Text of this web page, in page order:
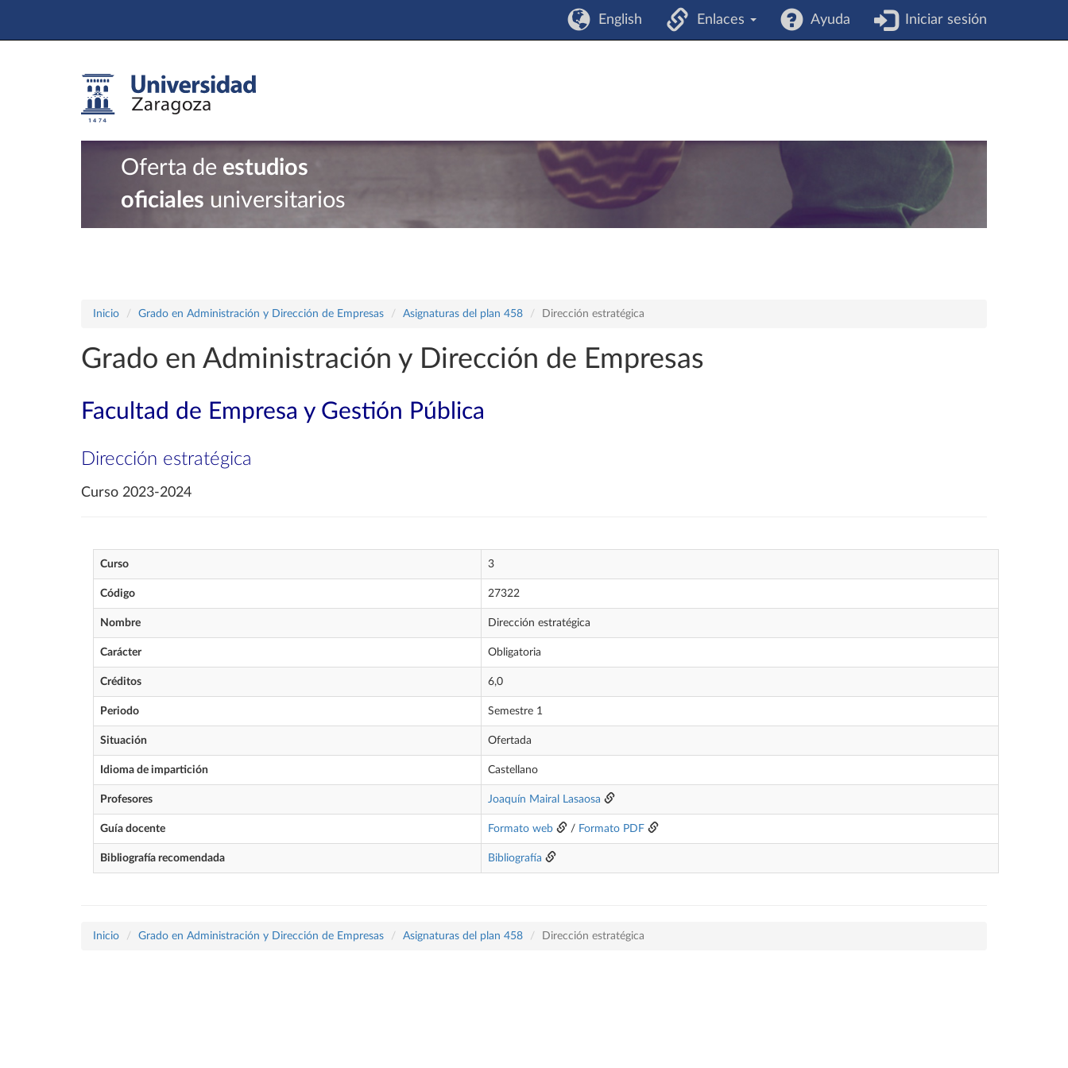
English Enlaces Ayuda Iniciar sesión
Oferta de estudios
oficiales universitarios
Inicio Grado en Administración y Dirección de Empresas Asignaturas del plan 458 Dirección estratégica
Grado en Administración y Dirección de Empresas
Facultad de Empresa y Gestión Pública
Dirección estratégica
Curso 2023-2024
Curso 3
Código 27322
Nombre Dirección estratégica
Carácter Obligatoria
Créditos 6,0
Periodo Semestre 1
Situación Ofertada
Idioma de impartición Castellano
Profesores Joaquín Mairal Lasaosa
Guía docente Formato web / Formato PDF
Bibliografía recomendada Bibliografía
Inicio Grado en Administración y Dirección de Empresas Asignaturas del plan 458 Dirección estratégica